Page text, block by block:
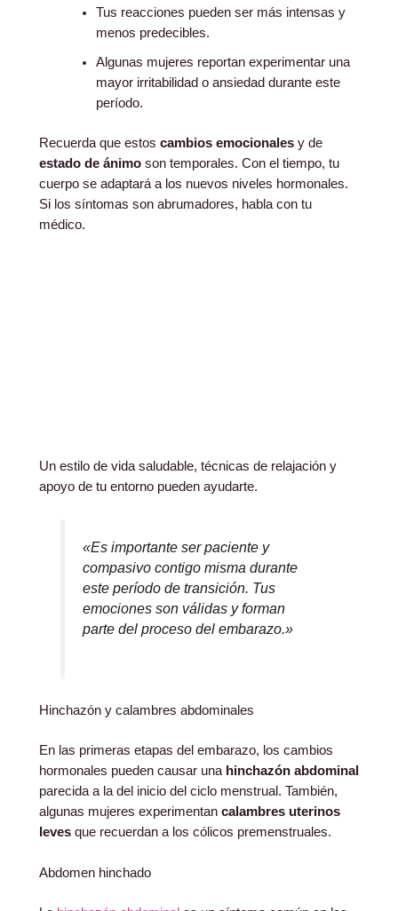
Tus reacciones pueden ser más intensas y
menos predecibles.
Algunas mujeres reportan experimentar una
mayor irritabilidad o ansiedad durante este
período.
Recuerda que estos cambios emocionales y de
estado de ánimo son temporales. Con el tiempo, tu
cuerpo se adaptará a los nuevos niveles hormonales.
Si los síntomas son abrumadores, habla con tu
médico.
Un estilo de vida saludable, técnicas de relajación y
apoyo de tu entorno pueden ayudarte.
«Es importante ser paciente y
compasivo contigo misma durante
este período de transición. Tus
emociones son válidas y forman
parte del proceso del embarazo.»
Hinchazón y calambres abdominales
En las primeras etapas del embarazo, los cambios
hormonales pueden causar una hinchazón abdominal
parecida a la del inicio del ciclo menstrual. También,
algunas mujeres experimentan calambres uterinos
leves que recuerdan a los cólicos premenstruales.
Abdomen hinchado